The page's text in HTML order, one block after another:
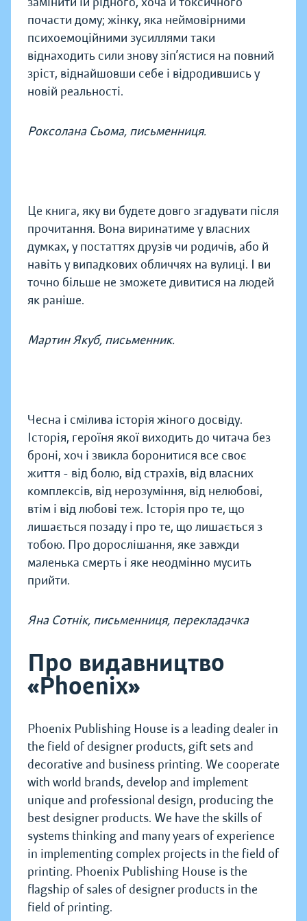
почасти дому; жінку, яка неймовірними
психоемоційними зусиллями таки
віднаходить сили знову зіп’ястися на повний
зріст, віднайшовши себе і відродившись у
новій реальності.
Роксолана Сьома, письменниця.
Це книга, яку ви будете довго згадувати після
прочитання. Вона виринатиме у власних
думках, у постаттях друзів чи родичів, або й
навіть у випадкових обличчях на вулиці. І ви
точно більше не зможете дивитися на людей
як раніше.
Мартин Якуб, письменник.
Чесна і смілива історія жіного досвіду.
Історія, героїня якої виходить до читача без
броні, хоч і звикла боронитися все своє
життя - від болю, від страхів, від власних
комплексів, від нерозуміння, від нелюбові,
втім і від любові теж. Історія про те, що
лишається позаду і про те, що лишається з
тобою. Про дорослішання, яке завжди
маленька смерть і яке неодмінно мусить
прийти.
Яна Сотнік, письменниця, перекладачка
Про видавництво
«Phoenix»
Phoenix Publishing House is a leading dealer in
the field of designer products, gift sets and
decorative and business printing. We cooperate
with world brands, develop and implement
unique and professional design, producing the
best designer products. We have the skills of
systems thinking and many years of experience
in implementing complex projects in the field of
printing. Phoenix Publishing House is the
flagship of sales of designer products in the
field of printing.